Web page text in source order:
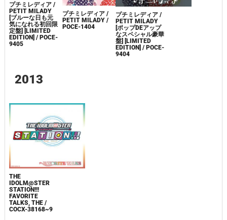
プチミレディア /
PETIT MILADY
[ブルーな日も元
気になれる初回限
定盤] [LIMITED
EDITION] / POCE-
9405
プチミレディア /
PETIT MILADY /
POCE-1404
プチミレディア /
PETIT MILADY
[ポップDEアップ
なスペシャル豪華
盤] [LIMITED
EDITION] / POCE-
9404
2013
THE
IDOLM@STER
STATION!!!
FAVORITE
TALKS, THE /
COCX-38168~9